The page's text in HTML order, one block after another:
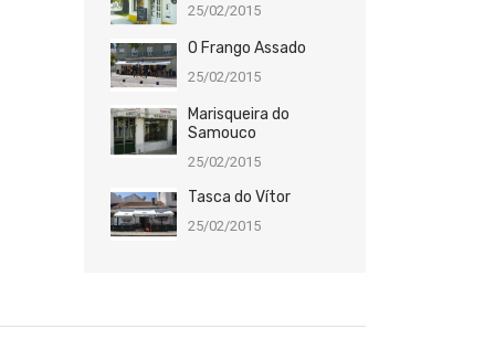
25/02/2015
O Frango Assado
25/02/2015
Marisqueira do
Samouco
25/02/2015
Tasca do Vítor
25/02/2015